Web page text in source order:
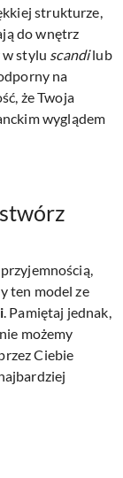
strukturze,
do wnętrz
stylu scandilub
na
że Twoja
wyglądem
ten model ze
. Pamiętaj jednak,
możemy
Ciebie